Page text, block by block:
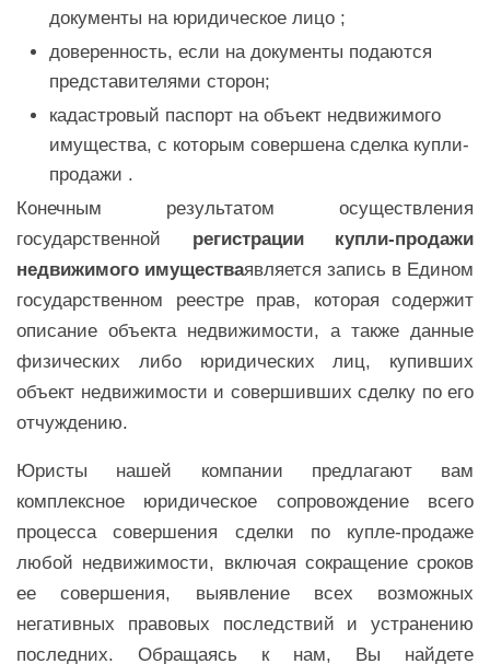
документы на юридическое лицо ;
доверенность, если на документы подаются
представителями сторон;
кадастровый паспорт на объект недвижимого
имущества, с которым совершена сделка купли-
продажи .
Конечным результатом осуществления
государственной регистрации купли-продажи
недвижимого имуществаявляется запись в Едином
государственном реестре прав, которая содержит
описание объекта недвижимости, а также данные
физических либо юридических лиц, купивших
объект недвижимости и совершивших сделку по его
отчуждению.
Юристы нашей компании предлагают вам
комплексное юридическое сопровождение всего
процесса совершения сделки по купле-продаже
любой недвижимости, включая сокращение сроков
ее совершения, выявление всех возможных
негативных правовых последствий и устранению
последних. Обращаясь к нам, Вы найдете